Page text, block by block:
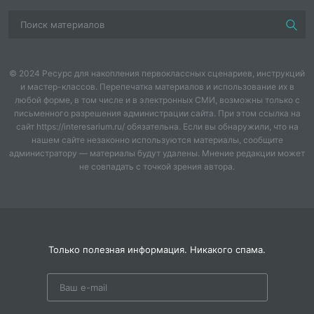
- воспитывать интерес к занятиям математикой;
- воспитывать усидчивость, самостоятельность.
Материалы:
Набор плоскостных геометрических фигур, набор
цифр до 5, карточки с изображением
Ход Занятия:
Нам сегодня утром в детский сад почтальон принес
письмо. Давайте посмотрим, от кого же оно?
© 2024 Ресурс для накопления первоклассных сценариев, инструкций
и мастер-классов. Перепечатка материалов и использование их в
любой форме, в том числе и в электронных СМИ, возможны только с
письменного разрешения администрации сайта. При этом ссылка на
сайт https://interesarium.ru/ обязательна. Если вы обнаружили, что на
нашем сайте незаконно используются материалы, сообщите
администратору — материалы будут удалены. Мнение редакции может
не совпадать с точкой зрения автора.
Только полезная информация. Никакого спама.